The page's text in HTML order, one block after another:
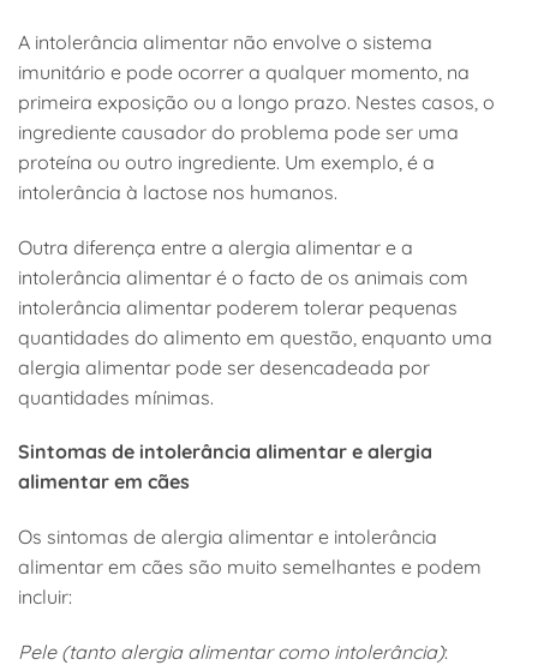
A intolerância alimentar não envolve o sistema
imunitário e pode ocorrer a qualquer momento, na
primeira exposição ou a longo prazo. Nestes casos, o
ingrediente causador do problema pode ser uma
proteína ou outro ingrediente. Um exemplo, é a
intolerância à lactose nos humanos.
Outra diferença entre a alergia alimentar e a
intolerância alimentar é o facto de os animais com
intolerância alimentar poderem tolerar pequenas
quantidades do alimento em questão, enquanto uma
alergia alimentar pode ser desencadeada por
quantidades mínimas.
Sintomas de intolerância alimentar e alergia
alimentar em cães
Os sintomas de alergia alimentar e intolerância
alimentar em cães são muito semelhantes e podem
incluir:
Pele (tanto alergia alimentar como intolerância):